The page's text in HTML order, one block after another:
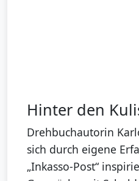
Hinter den
Drehbuchautorin
sich durch eigene
„Inkasso-Post“